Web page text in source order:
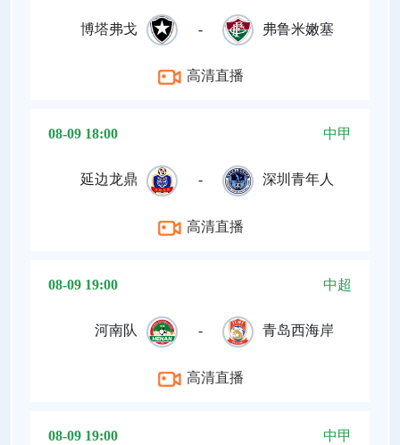
博塔弗戈 - 弗鲁米嫩塞
高清直播
08-09 18:00 中甲
延边龙鼎 - 深圳青年人
高清直播
08-09 19:00 中超
河南队 - 青岛西海岸
高清直播
08-09 19:00 中甲